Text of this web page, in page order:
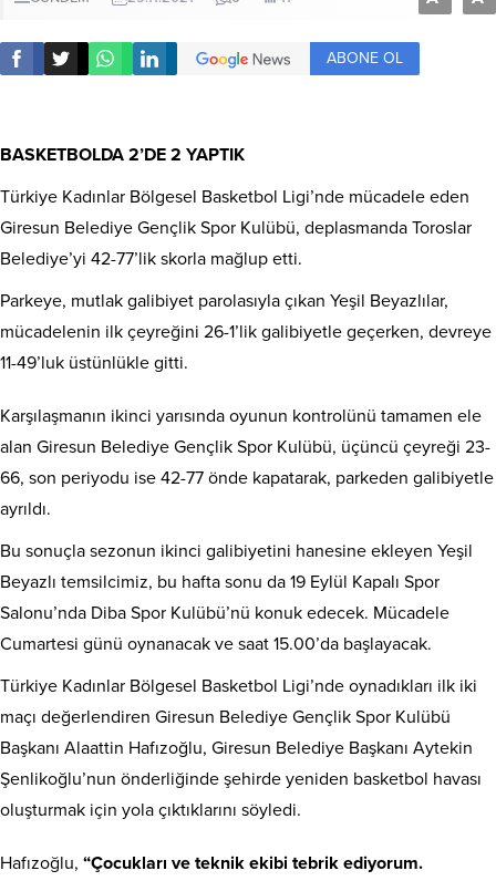
ABONE OL
BASKETBOLDA 2’DE 2 YAPTIK
Türkiye Kadınlar Bölgesel Basketbol Ligi’nde mücadele eden
Giresun Belediye Gençlik Spor Kulübü, deplasmanda Toroslar
Belediye’yi 42-77’lik skorla mağlup etti.
Parkeye, mutlak galibiyet parolasıyla çıkan Yeşil Beyazlılar,
mücadelenin ilk çeyreğini 26-1’lik galibiyetle geçerken, devreye
11-49’luk üstünlükle gitti.
Karşılaşmanın ikinci yarısında oyunun kontrolünü tamamen ele
alan Giresun Belediye Gençlik Spor Kulübü, üçüncü çeyreği 23-
66, son periyodu ise 42-77 önde kapatarak, parkeden galibiyetle
ayrıldı.
Bu sonuçla sezonun ikinci galibiyetini hanesine ekleyen Yeşil
Beyazlı temsilcimiz, bu hafta sonu da 19 Eylül Kapalı Spor
Salonu’nda Diba Spor Kulübü’nü konuk edecek. Mücadele
Cumartesi günü oynanacak ve saat 15.00’da başlayacak.
Türkiye Kadınlar Bölgesel Basketbol Ligi’nde oynadıkları ilk iki
maçı değerlendiren Giresun Belediye Gençlik Spor Kulübü
Başkanı Alaattin Hafızoğlu, Giresun Belediye Başkanı Aytekin
Şenlikoğlu’nun önderliğinde şehirde yeniden basketbol havası
oluşturmak için yola çıktıklarını söyledi.
Hafızoğlu, “Çocukları ve teknik ekibi tebrik ediyorum.